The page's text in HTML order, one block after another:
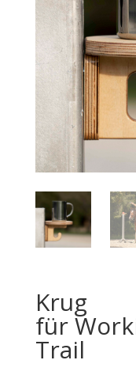
Krug
für
Trail